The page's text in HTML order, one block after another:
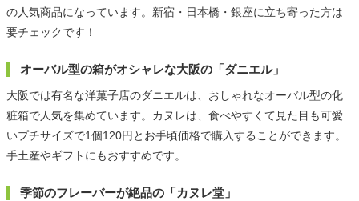
の人気商品になっています。新宿・日本橋・銀座に立ち寄った方は
要チェックです！
オーバル型の箱がオシャレな大阪の「ダニエル」
大阪では有名な洋菓子店のダニエルは、おしゃれなオーバル型の化
粧箱で人気を集めています。カヌレは、食べやすくて見た目も可愛
いプチサイズで1個120円とお手頃価格で購入することができます。
手土産やギフトにもおすすめです。
季節のフレーバーが絶品の「カヌレ堂」